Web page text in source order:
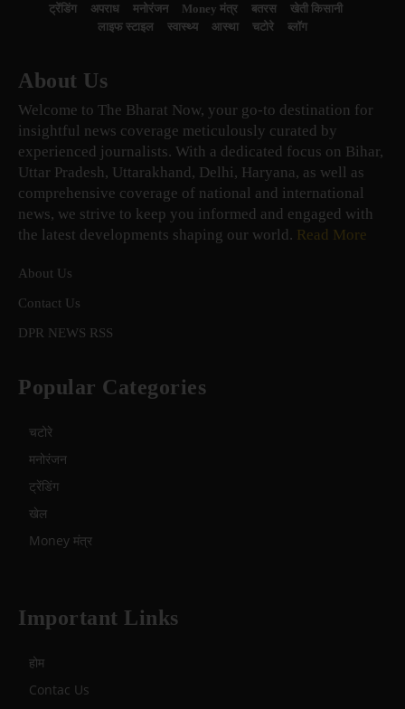
ट्रेंडिंग
अपराध मनोरंजन Money मंत्र बतरस
खेती किसानी
लाइफ स्टाइल
स्वास्थ्य आस्था चटोरे ब्लॉग
About Us
Welcome to The Bharat Now, your go-to destination for
insightful news coverage meticulously curated by
experienced journalists. With a dedicated focus on Bihar,
Uttar Pradesh, Uttarakhand, Delhi, Haryana, as well as
comprehensive coverage of national and international
news, we strive to keep you informed and engaged with
the latest developments shaping our world. Read More
About Us
Contact Us
DPR NEWS RSS
Popular Categories
चटोरे
मनोरंजन
ट्रेंडिंग
खेल
Money मंत्र
Important Links
होम
Contac Us